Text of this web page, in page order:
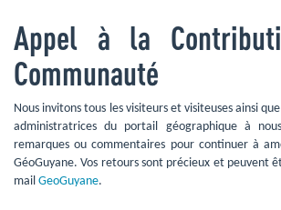
Appel à la
Communauté
Nous invitons tous les visiteurs et visiteuses ainsi
administratrices du portail géographique à
remarques ou commentaires pour continuer à
GéoGuyane. Vos retours sont précieux et peuvent
mail GeoGuyane.